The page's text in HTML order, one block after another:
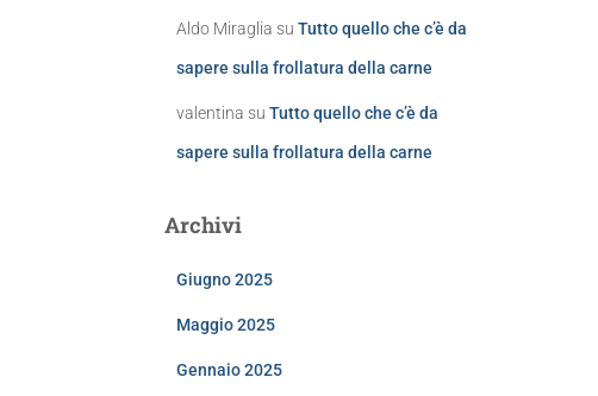
Aldo Miraglia su Tutto quello che c’è da
sapere sulla frollatura della carne
valentina su Tutto quello che c’è da
sapere sulla frollatura della carne
Archivi
Giugno 2025
Maggio 2025
Gennaio 2025